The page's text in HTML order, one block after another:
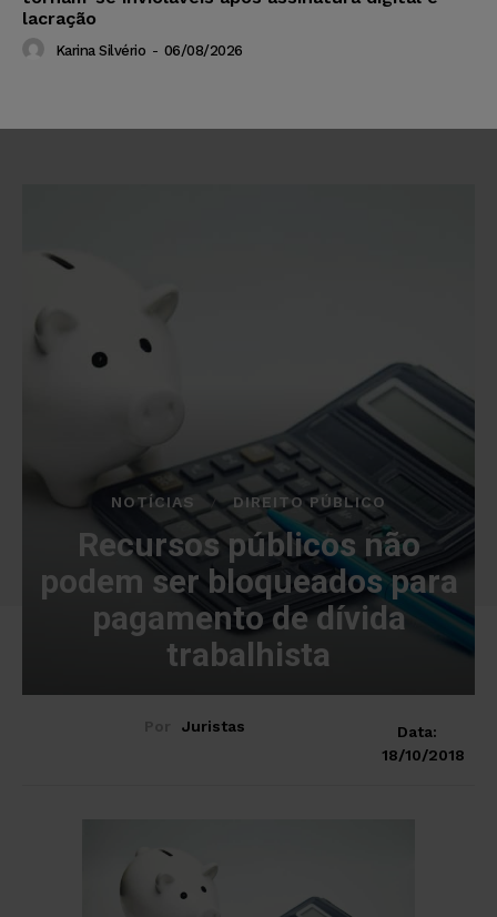
lacração
Karina Silvério - 06/08/2026